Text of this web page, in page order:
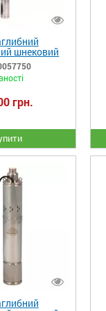
шнековий
0523-0,5r
грн.